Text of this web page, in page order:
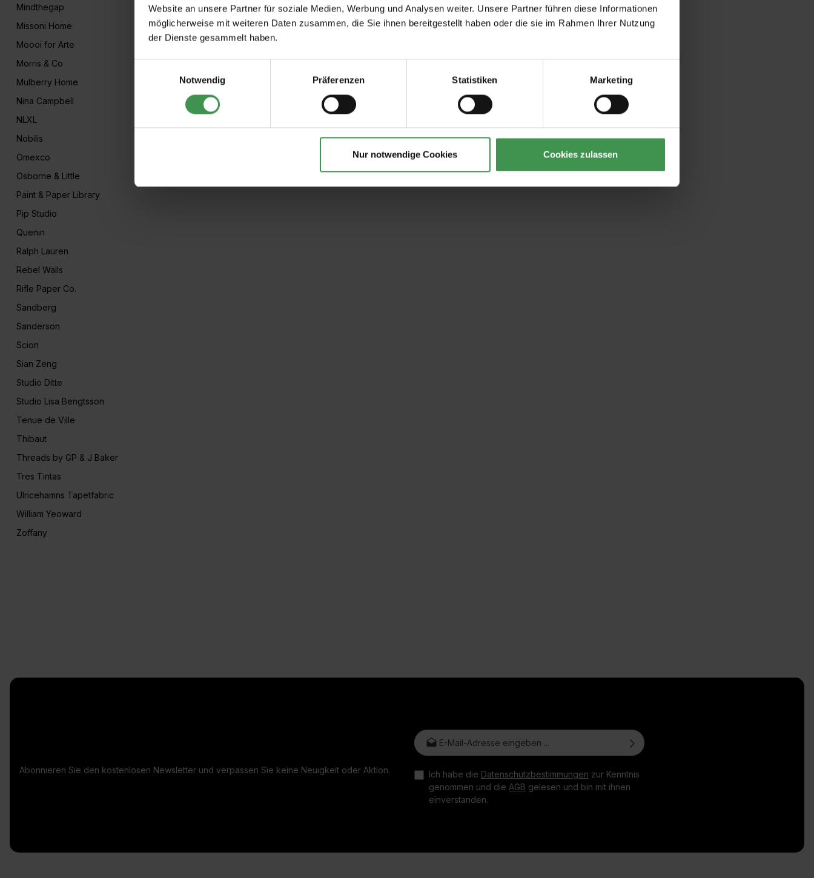
Website an unsere Partner für soziale Medien, Werbung und Analysen weiter. Unsere Partner führen diese Informationen
möglicherweise mit weiteren Daten zusammen, die Sie ihnen bereitgestellt haben oder die sie im Rahmen Ihrer Nutzung
der Dienste gesammelt haben.
Notwendig
Präferenzen Statistiken Marketing
Nur notwendige Cookies Cookies zulassen
Mindthegap
Missoni Home
Moooi for Arte
Morris & Co
Mulberry Home
Nina Campbell
NLXL
Nobilis
Omexco
Osborne & Little
Paint & Paper Library
Pip Studio
Quenin
Ralph Lauren
Rebel Walls
Rifle Paper Co.
Sandberg
Sanderson
Scion
Sian Zeng
Studio Ditte
Studio Lisa Bengtsson
Tenue de Ville
Thibaut
Threads by GP & J Baker
Tres Tintas
Ulricehamns Tapetfabric
William Yeoward
Zoffany
Abonnieren Sie den kostenlosen Newsletter und verpassen Sie keine Neuigkeit oder Aktion.
E-Mail-Adresse*
Ich habe die Datenschutzbestimmungen zur Kenntnis
genommen und die AGB gelesen und bin mit ihnen
einverstanden.